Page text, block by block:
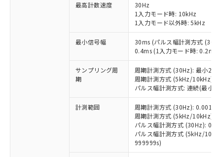
最高計数速度
30Hz
1入力モード時: 10kHz
1入力モード以外時: 5kHz
最小信号幅
30ms (パルス幅計測方式
0.4ms (1入力モード時:
サンプリング周
期
周期計測方式 (30Hz): 最小
周期計測方式 (5kHz/10kHz):
パルス幅計測方式: 連続(最小
計測範囲
周期計測方式 (30Hz): 0.001～
周期計測方式 (5kHz/10kHz):
パルス幅計測方式 (30Hz):
パルス幅計測方式 (5kHz/
999999s)